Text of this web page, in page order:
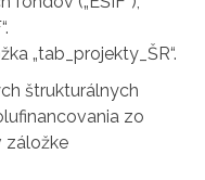
„tab_projekty_ŠR“.
štrukturálnych
zo
záložke